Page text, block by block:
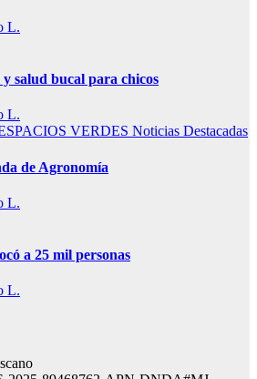
L.
salud bucal para chicos
L.
VERDES Noticias Destacadas
de Agronomía
L.
a 25 mil personas
L.